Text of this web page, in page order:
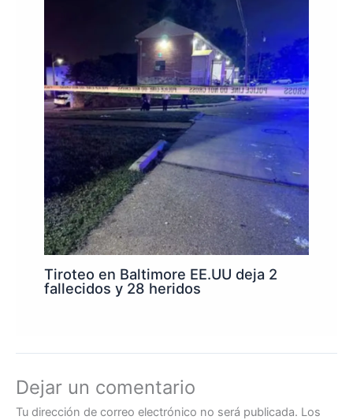
Tiroteo en Baltimore EE.UU deja 2
fallecidos y 28 heridos
Dejar un comentario
Tu dirección de correo electrónico no será publicada. Los